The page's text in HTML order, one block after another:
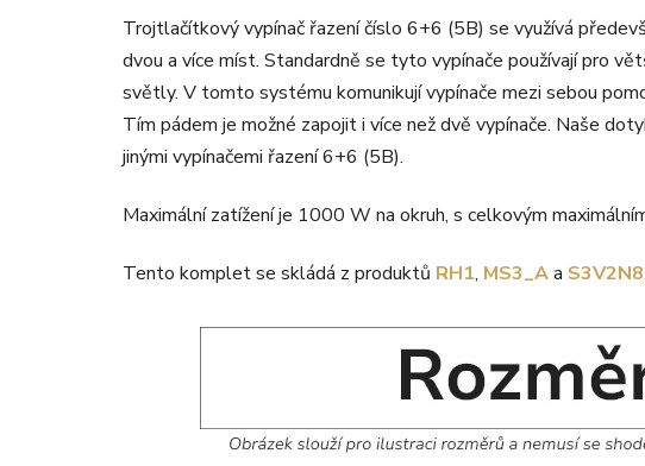
Trojtlačítkový vypínač řazení číslo 6+6 (5B) se využívá
dvou a více míst. Standardně se tyto vypínače používají pro
světly. V tomto systému komunikují vypínače mezi sebou
Tím pádem je možné zapojit i více než dvě vypínače. Naše
jinými vypínačemi řazení 6+6 (5B).
Maximální zatížení je 1000 W na okruh, s celkovým
Tento komplet se skládá z produktů RH1, MS3_Aa S3V2N8.